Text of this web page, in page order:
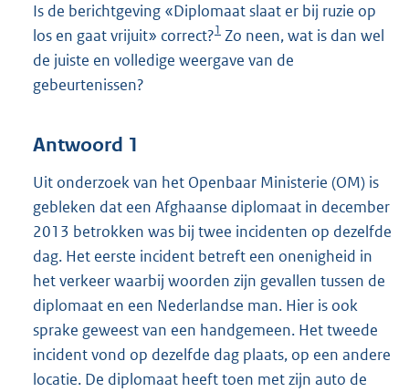
Is de berichtgeving «Diplomaat slaat er bij ruzie op
los en gaat vrijuit» correct?1 Zo neen, wat is dan wel
de juiste en volledige weergave van de
gebeurtenissen?
Antwoord 1
Uit onderzoek van het Openbaar Ministerie (OM) is
gebleken dat een Afghaanse diplomaat in december
2013 betrokken was bij twee incidenten op dezelfde
dag. Het eerste incident betreft een onenigheid in
het verkeer waarbij woorden zijn gevallen tussen de
diplomaat en een Nederlandse man. Hier is ook
sprake geweest van een handgemeen. Het tweede
incident vond op dezelfde dag plaats, op een andere
locatie. De diplomaat heeft toen met zijn auto de